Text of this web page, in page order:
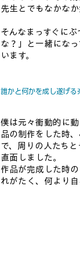
先生とでもなかなか
そんなまっすぐに
な？」と一緒にな
います。
誰かと何かを成し遂げる
僕は元々衝動的に
品の制作をした時
で、周りの人たち
直面しました。
作品が完成した時
れがたく、何より